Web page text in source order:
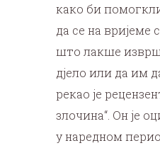
како би
да се на вријеме
што лакше
дјело или да им
рекао је
злочина“. Он је
у наредном